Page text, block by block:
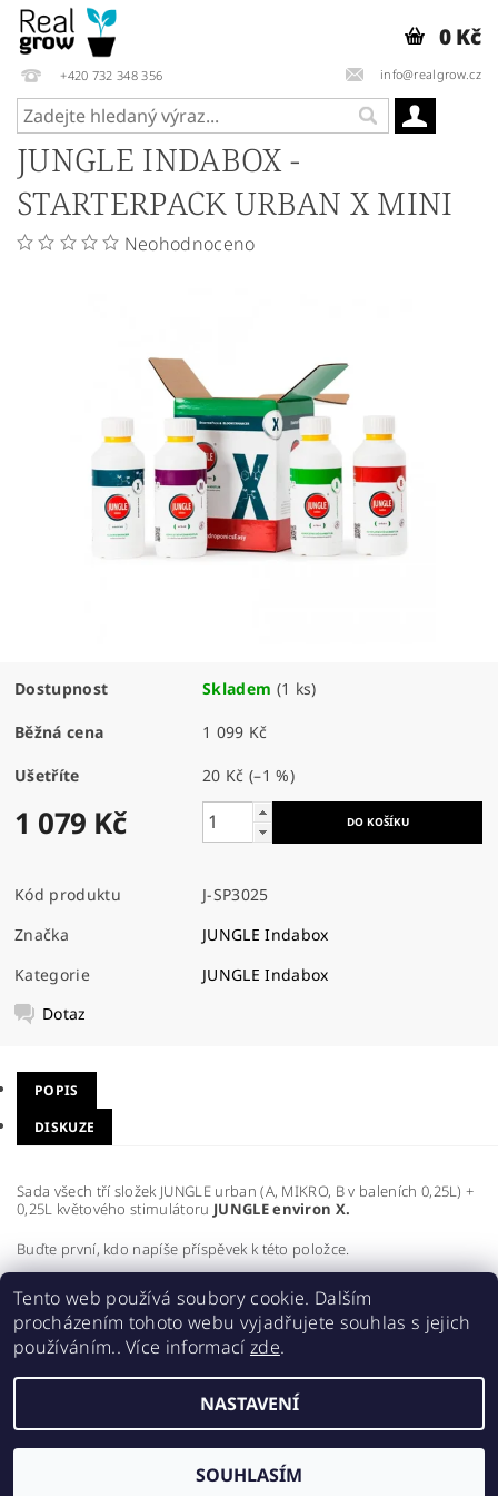
+420 732 348 356 info@realgrow.cz
0 Kč
JUNGLE INDABOX -
STARTERPACK URBAN X MINI
Neohodnoceno
Dostupnost Skladem (1 ks)
Běžná cena 1 099 Kč
Ušetříte 20 Kč(–1 %)
1 079 Kč
Kód produktu
J-SP3025
Značka
JUNGLE Indabox
Kategorie
JUNGLE Indabox
Dotaz
POPIS
DISKUZE
Sada všech tří složek JUNGLE urban (A, MIKRO, B v baleních 0,25L) +
0,25L květového stimulátoru JUNGLE environ X.
Buďte první, kdo napíše příspěvek k této položce.
Přidat komentář
2026 ©Realgrow, všechna práva vyhrazena
Vytvořil Shoptet
Tento web používá soubory cookie. Dalším
procházením tohoto webu vyjadřujete souhlas s jejich
používáním.. Více informací zde.
NASTAVENÍ
SOUHLASÍM